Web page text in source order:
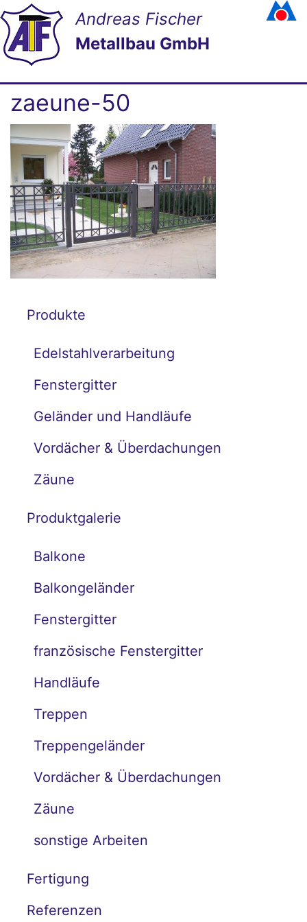
Andreas Fischer
Metallbau GmbH
zaeune-50
Produkte
Edelstahlverarbeitung
Fenstergitter
Geländer und Handläufe
Vordächer & Überdachungen
Zäune
Produktgalerie
Balkone
Balkongeländer
Fenstergitter
französische Fenstergitter
Handläufe
Treppen
Treppengeländer
Vordächer & Überdachungen
Zäune
sonstige Arbeiten
Fertigung
Referenzen